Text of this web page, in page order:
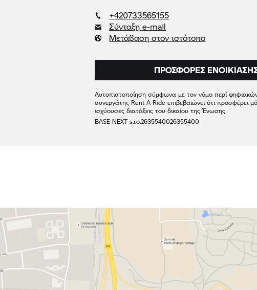
+420733565155
Σύνταξη e-mail
Μετάβαση στον ιστότοπο
ΠΡΟΣΦΟΡΈΣ
Αυτοπιστοποίηση σύμφωνα με τον νόμο περί
συνεργάτης Rent A Ride επιβεβαιώνει ότι προσφέρει
ισχύουσες διατάξεις του δικαίου της Ένωσης
BASE NEXT s.r.o.2635540026355400